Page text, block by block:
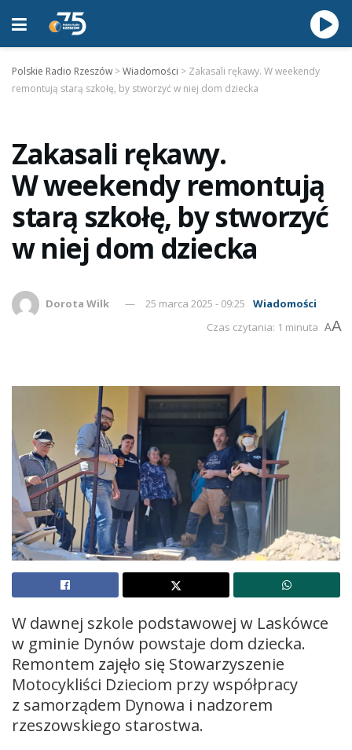
Polskie Radio Rzeszów >Wiadomości > Zakasali rękawy. W weekendy
remontują starą szkołę, by stworzyć w niej dom dziecka
Zakasali rękawy.
W weekendy remontują
starą szkołę, by stworzyć
w niej dom dziecka
Dorota Wilk 25 marca 2025 - 09:25
Wiadomości
Czas czytania: 1 minuta AA
W dawnej szkole podstawowej w Laskówce
w gminie Dynów powstaje dom dziecka.
Remontem zajęło się Stowarzyszenie
Motocykliści Dzieciom przy współpracy
z samorządem Dynowa i nadzorem
rzeszowskiego starostwa.